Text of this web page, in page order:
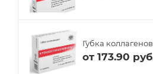
Губка
от 173.90